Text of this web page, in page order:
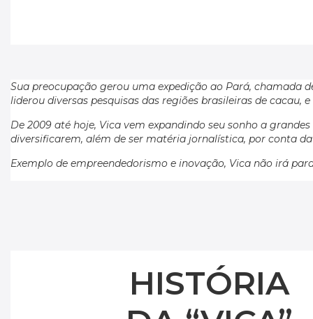
Sua preocupação gerou uma expedição ao Pará, chamada
liderou diversas pesquisas das regiões brasileiras de
De 2009 até hoje, Vica vem expandindo seu sonho a
diversificarem, além de ser matéria jornalística, por conta
Exemplo de empreendedorismo e inovação, Vica não irá
HISTÓRIA